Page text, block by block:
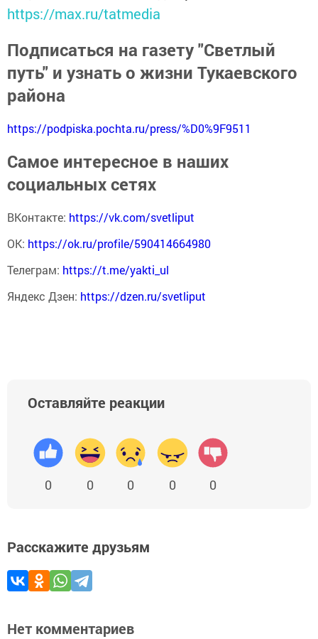
https://max.ru/tatmedia
Подписаться на газету "Светлый
путь" и узнать о жизни Тукаевского
района
https://podpiska.pochta.ru/press/%D0%9F9511
Самое интересное в наших
социальных сетях
ВКонтакте: https://vk.com/svetliput
ОК: https://ok.ru/profile/590414664980
Телеграм: https://t.me/yakti_ul
Яндекс Дзен: https://dzen.ru/svetliput
Оставляйте реакции
0 0 0 0 0
Расскажите друзьям
Нет комментариев